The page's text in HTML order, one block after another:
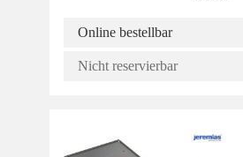
Online bestellbar
Nicht reservierbar